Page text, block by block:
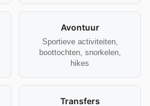
Avontuur
Sportieve activiteiten,
boottochten, snorkelen,
hikes
Transfers